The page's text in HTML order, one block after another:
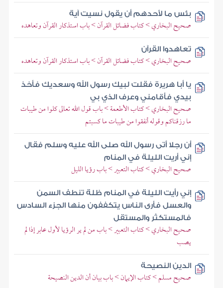
بئس ما لأحدهم أن يقول نسيت آية
صحيح البخاري > كتاب فضائل القرآن > باب استذكار القرآن وتعاهده
تعاهدوا القرآن
صحيح البخاري > كتاب فضائل القرآن > باب استذكار القرآن وتعاهده
يا أبا هريرة فقلت لبيك رسول الله وسعديك فأخذ
بيدي فأقامني وعرف الذي بي
صحيح البخاري > كتاب الأطعمة > باب قول الله تعالى كلوا من طيبات
ما رزقناكم وقوله أنفقوا من طيبات ما كسبتم
أن رجلا أتى رسول الله صلى الله عليه وسلم فقال
إني أريت الليلة في المنام
صحيح البخاري > كتاب التعبير > باب رؤيا الليل
إني رأيت الليلة في المنام ظلة تنطف السمن
والعسل فأرى الناس يتكففون منها الجزء السادس
فالمستكثر والمستقل
صحيح البخاري > كتاب التعبير > باب من لم ير الرؤيا لأول عابر إذا لم
يصب
الدين النصيحة
صحيح مسلم > كتاب الإيمان > باب بيان أن الدين النصيحة